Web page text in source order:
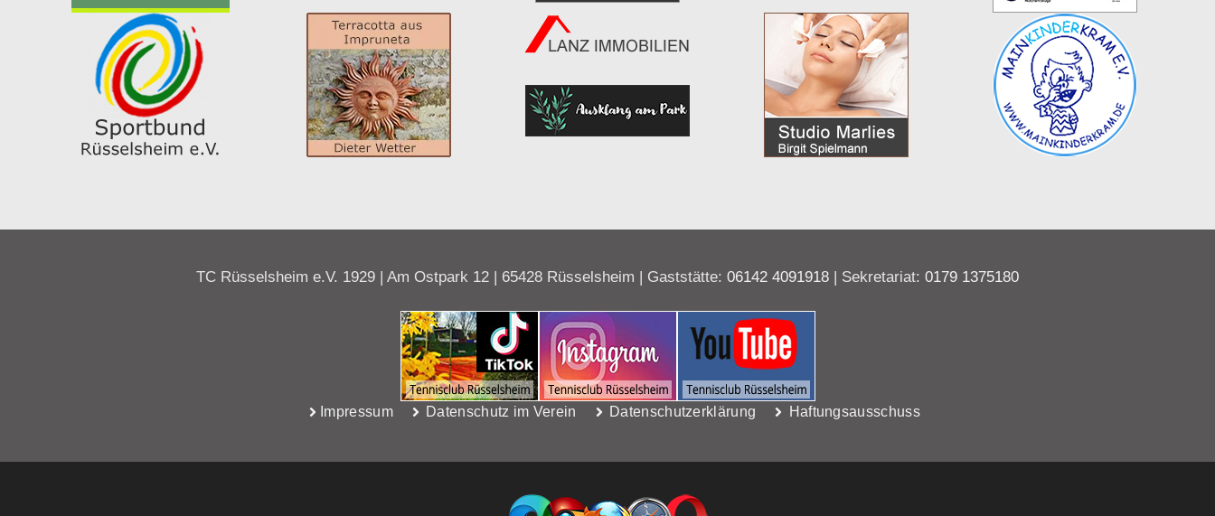
TC Rüsselsheim e.V. 1929 | Am Ostpark 12 | 65428 Rüsselsheim | Gaststätte: 06142 4091918 | Sekretariat: 0179 1375180
Impressum Datenschutz im Verein Datenschutzerklärung Haftungsausschuss